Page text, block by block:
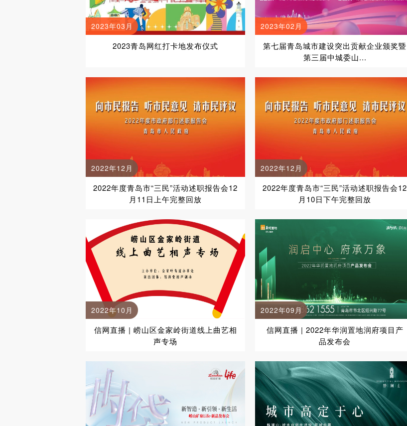
2023年03月
2023青岛网红打卡地发布仪式
2023年02月
第七届青岛城市建设突出贡献企业颁奖暨
第三届中城委山...
2022年12月
2022年度青岛市“三民”活动述职报告会12
月11日上午完整回放
2022年12月
2022年度青岛市“三民”活动述职报告会12
月10日下午完整回放
2022年10月
信网直播 | 崂山区金家岭街道线上曲艺相
声专场
2022年09月
信网直播 | 2022年华润置地润府项目产
品发布会